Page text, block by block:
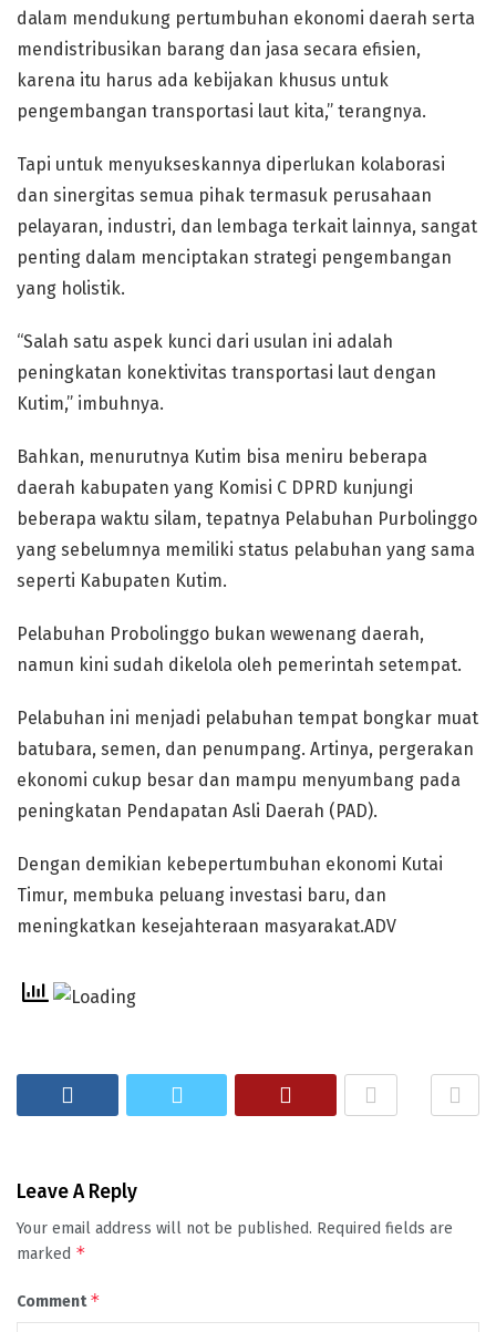
dalam mendukung pertumbuhan ekonomi daerah serta
mendistribusikan barang dan jasa secara efisien,
karena itu harus ada kebijakan khusus untuk
pengembangan transportasi laut kita,” terangnya.
Tapi untuk menyukseskannya diperlukan kolaborasi
dan sinergitas semua pihak termasuk perusahaan
pelayaran, industri, dan lembaga terkait lainnya, sangat
penting dalam menciptakan strategi pengembangan
yang holistik.
“Salah satu aspek kunci dari usulan ini adalah
peningkatan konektivitas transportasi laut dengan
Kutim,” imbuhnya.
Bahkan, menurutnya Kutim bisa meniru beberapa
daerah kabupaten yang Komisi C DPRD kunjungi
beberapa waktu silam, tepatnya Pelabuhan Purbolinggo
yang sebelumnya memiliki status pelabuhan yang sama
seperti Kabupaten Kutim.
Pelabuhan Probolinggo bukan wewenang daerah,
namun kini sudah dikelola oleh pemerintah setempat.
Pelabuhan ini menjadi pelabuhan tempat bongkar muat
batubara, semen, dan penumpang. Artinya, pergerakan
ekonomi cukup besar dan mampu menyumbang pada
peningkatan Pendapatan Asli Daerah (PAD).
Dengan demikian kebepertumbuhan ekonomi Kutai
Timur, membuka peluang investasi baru, dan
meningkatkan kesejahteraan masyarakat.ADV
Leave A Reply
Your email address will not be published. Required fields are
marked *
Comment*